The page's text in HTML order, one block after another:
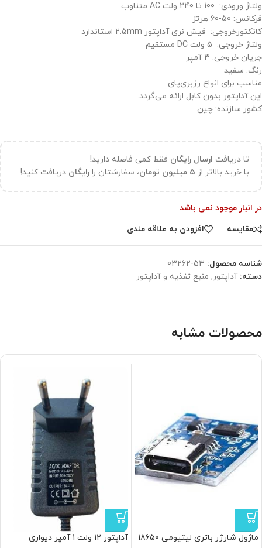
ولتاژ ورودی: 100 تا 240 ولت AC متناوب
فرکانس: 50-60 هرتز
کانکتورخروجی: فیش نری آداپتور 2.5mm استاندارد
ولتاژ خروجی: 5 ولت DC مستقیم
جریان خروجی: 3 آمپر
رنگ: سفید
مناسب برای انواع رزبری‌پای
این آداپتور بدون کابل ارائه می‌گردد.
کشور سازنده: چین
تا دریافت ارسال رایگان فقط کمی فاصله دارید!
با خرید بالاتر از ۵ میلیون تومان، سفارشتان را رایگان دریافت کنید!
در انبار موجود نمی باشد
مقایسه
افزودن به علاقه مندی
شناسه محصول: 53-03262
دسته: آداپتور, منبع تغذیه و آداپتور
محصولات مشابه
ماژول شارژر باتری لیتیومی 18650
آداپتور 12 ولت 1 آمپر دیواری